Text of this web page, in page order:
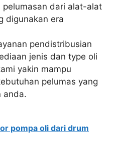
dari alat-alat
digunakan era
pendistribusian
jenis dan type oli
yakin mampu
pelumas yang
anda.
pompa oli dari drum